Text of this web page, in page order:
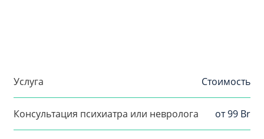
Услуга Стоимость
Консультация психиатра или невролога от 99 Br